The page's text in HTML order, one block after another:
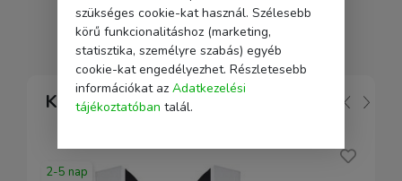
Kapcsolódó
2-5 nap
szükséges cookie-kat használ. Szélesebb
körű funkcionalitáshoz (marketing,
statisztika, személyre szabás) egyéb
cookie-kat engedélyezhet. Részletesebb
információkat az Adatkezelési
tájékoztatóban talál.